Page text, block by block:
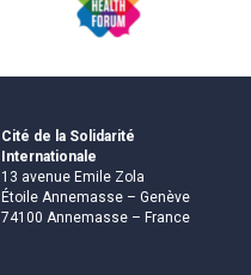
Cité de la Solidarité
Internationale
13 avenue Emile Zola
Étoile Annemasse – Genève
74100 Annemasse – France